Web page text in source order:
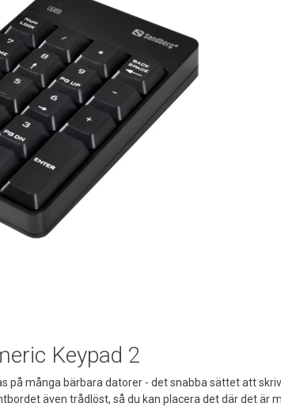
Keypad 2
på många bärbara datorer - det snabba sättet att
även trådlöst, så du kan placera det där det är